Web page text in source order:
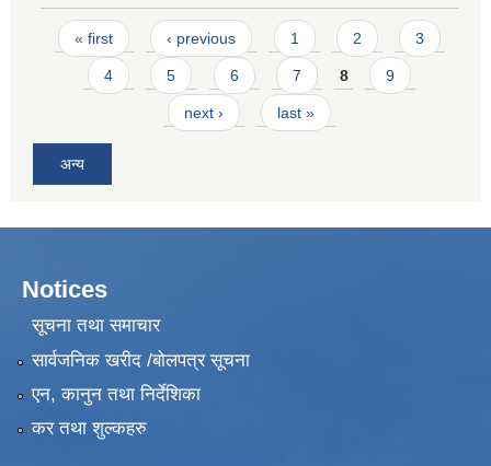
Pages
« first ‹ previous 1 2 3
4 5 6 7 8 9
next › last »
अन्य
Notices
सूचना तथा समाचार
सार्वजनिक खरीद /बोलपत्र सूचना
एन, कानुन तथा निर्देशिका
कर तथा शुल्कहरु